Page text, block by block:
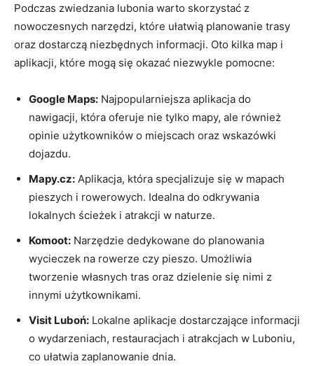
Podczas zwiedzania lubonia warto skorzystać z
nowoczesnych narzędzi, które ułatwią planowanie trasy
oraz dostarczą niezbędnych informacji. Oto kilka map i
aplikacji, które mogą się okazać niezwykle pomocne:
Google Maps: Najpopularniejsza aplikacja do
nawigacji, która oferuje nie tylko mapy, ale również
opinie użytkowników o miejscach oraz wskazówki
dojazdu.
Mapy.cz: Aplikacja, która specjalizuje się w mapach
pieszych i rowerowych. Idealna do odkrywania
lokalnych ścieżek i atrakcji w naturze.
Komoot: Narzędzie dedykowane do planowania
wycieczek na rowerze czy pieszo. Umożliwia
tworzenie własnych tras oraz dzielenie się nimi z
innymi użytkownikami.
Visit Luboń: Lokalne aplikacje dostarczające informacji
o wydarzeniach, restauracjach i atrakcjach w Luboniu,
co ułatwia zaplanowanie dnia.